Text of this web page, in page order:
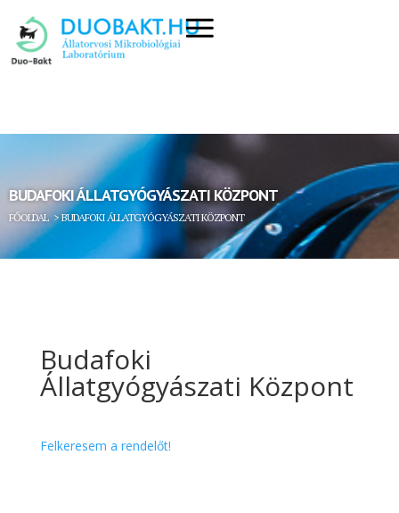
BUDAFOKI ÁLLATGYÓGYÁSZATI KÖZPONT
FŐOLDAL> BUDAFOKI ÁLLATGYÓGYÁSZATI KÖZPONT
Budafoki
Állatgyógyászati Központ
Felkeresem a rendelőt!